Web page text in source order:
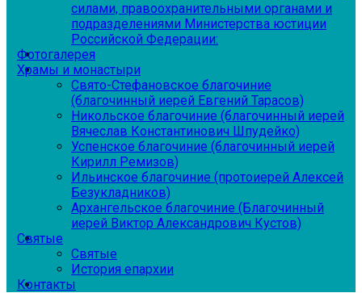
силами, правоохранительными органами и
подразделениями Министерства юстиции
Российской Федерации:
Фотогалерея
Храмы и монастыри
Свято-Стефановское благочиние
(благочинный иерей Евгений Тарасов)
Никольское благочиние (благочинный иерей
Вячеслав Константинович Шпудейко)
Успенское благочиние (благочинный иерей
Кирилл Ремизов)
Ильинское благочиние (протоиерей Алексей
Безукладников)
Архангельское благочиние (Благочинный
иерей Виктор Александрович Кустов)
Святые
Святые
История епархии
Контакты